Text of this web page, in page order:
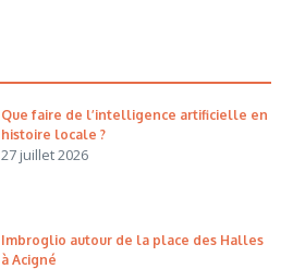
Que faire de l’intelligence artificielle en
histoire locale ?
27 juillet 2026
Imbroglio autour de la place des Halles
à Acigné